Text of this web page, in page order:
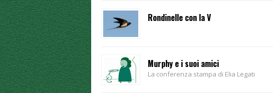
Rondinelle con la V
Murphy e i suoi amici
La conferenza stampa di Elia Legati